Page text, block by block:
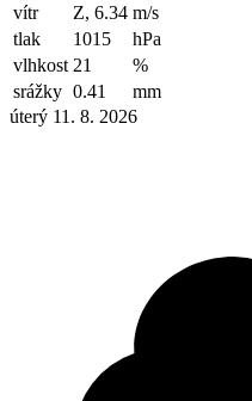
vítr
Z, 6.34 m/s
tlak
1015
hPa
vlhkost 21
%
srážky 0.41
mm
úterý 11. 8. 2026